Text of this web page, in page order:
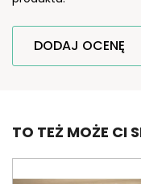
DODAJ OCENĘ
TO TEŻ MOŻE CI